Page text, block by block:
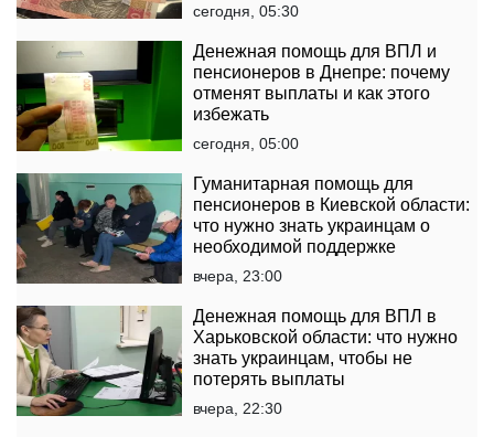
сегодня, 05:30
Денежная помощь для ВПЛ и
пенсионеров в Днепре: почему
отменят выплаты и как этого
избежать
сегодня, 05:00
Гуманитарная помощь для
пенсионеров в Киевской области:
что нужно знать украинцам о
необходимой поддержке
вчера, 23:00
Денежная помощь для ВПЛ в
Харьковской области: что нужно
знать украинцам, чтобы не
потерять выплаты
вчера, 22:30